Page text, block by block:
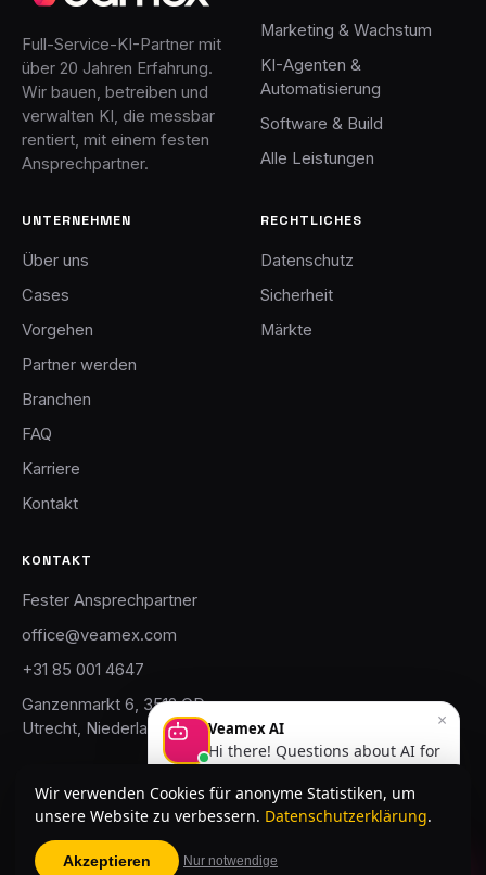
Full-Service-KI-Partner mit
über 20 Jahren Erfahrung.
Wir bauen, betreiben und
verwalten KI, die messbar
rentiert, mit einem festen
Ansprechpartner.
Marketing & Wachstum
KI-Agenten &
Automatisierung
Software & Build
Alle Leistungen
UNTERNEHMEN
Über uns
Cases
Vorgehen
Partner werden
Branchen
FAQ
Karriere
Kontakt
RECHTLICHES
Datenschutz
Sicherheit
Märkte
KONTAKT
Fester Ansprechpartner
office@veamex.com
+31 85 001 4647
Ganzenmarkt 6, 3512 GD
Utrecht, Niederlande
© 2026 Veamex B.V. · KvK 67769047 · btw
NL857167303B01 · Partner von
Applied intelligence
Fragen Sie unsere KI
Wir verwenden Cookies für anonyme Statistiken, um
unsere Website zu verbessern. Datenschutzerklärung.
Akzeptieren Nur notwendige
Veamex AI
Hi there! Questions about AI for
you out.
×